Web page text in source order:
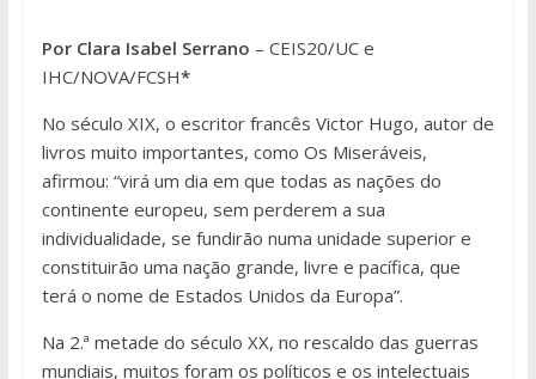
Por Clara Isabel Serrano – CEIS20/UC e
IHC/NOVA/FCSH*
No século XIX, o escritor francês Victor Hugo, autor de
livros muito importantes, como Os Miseráveis,
afirmou: “virá um dia em que todas as nações do
continente europeu, sem perderem a sua
individualidade, se fundirão numa unidade superior e
constituirão uma nação grande, livre e pacífica, que
terá o nome de Estados Unidos da Europa”.
Na 2.ª metade do século XX, no rescaldo das guerras
mundiais, muitos foram os políticos e os intelectuais